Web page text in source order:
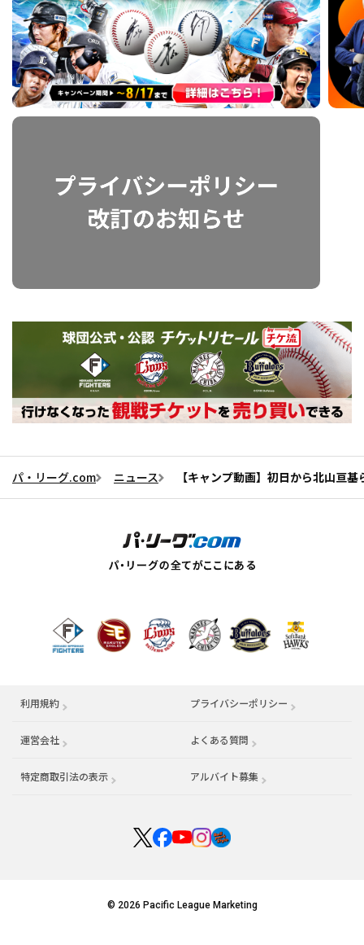
パ・リーグ.com ニュース 【キャンプ動画】初日から北山亘
利用規約 プライバシーポリシー
運営会社 （別ウィンドウで開く） よくある質問
特定商取引法の表示 アルバイト募集 （別ウィンドウで開く
© 2026 Pacific League Marketing